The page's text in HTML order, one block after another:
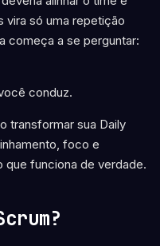
vira só uma repetição
começa a se perguntar:
conduz.
transformar sua Daily
foco e
que funciona de verdade.